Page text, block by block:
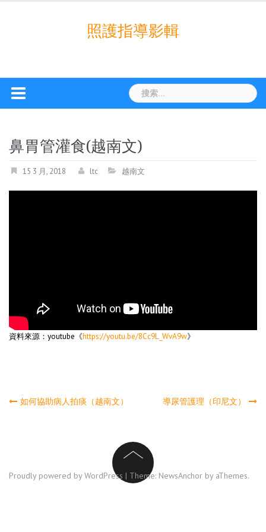
照護指導影輯
搜
索：
鼻胃管灌食(越南文)
15 3 月, 2018 ltc 越南文
資料來源：youtube《https://youtu.be/8Cc9L_WvA9w》
文如何協助病人拍痰（越南文） 導尿管護理（印尼文）
Proudly powered by WordPress | Theme: NewsAnchor by aThemes.